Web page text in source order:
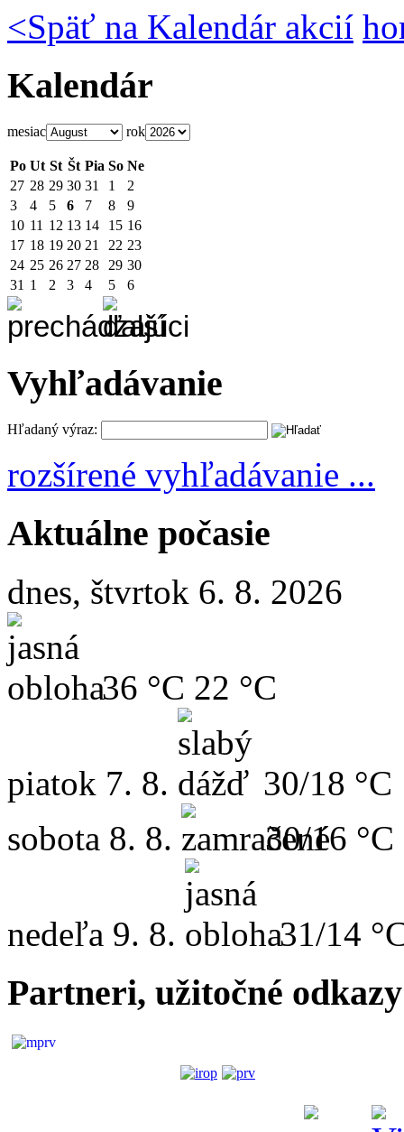
<Späť na Kalendár akcií
Kalendár
mesiac rok
Po Ut St Št Pia So Ne
27 28 29 30 31 1
2
3
4 5 6 7 8
9
10 11 12 13 14 15 16
17 18 19 20 21 22 23
24 25 26 27 28 29 30
31 1 2 3 4 5 6
Vyhľadávanie
Hľadaný výraz:
rozšírené vyhľadávanie ...
Aktuálne počasie
dnes, štvrtok 6. 8. 2026
36 °C 22 °C
piatok 7. 8.
30/18 °C
sobota 8. 8. 30/16 °C
nedeľa 9. 8. 31/14
Partneri, užitočné odkazy